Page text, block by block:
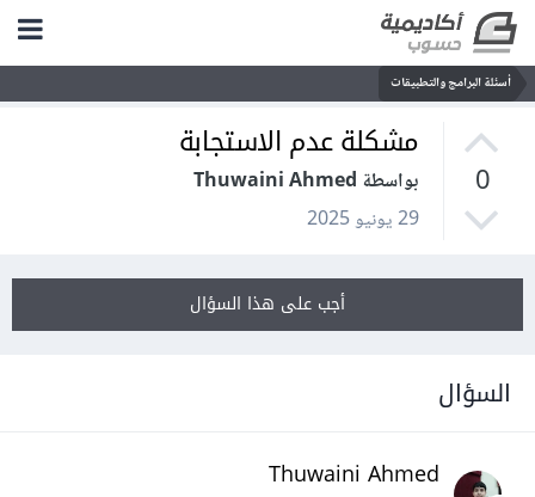
أسئلة البرامج والتطبيقات
0
مشكلة عدم الاستجابة
بواسطة Thuwaini Ahmed
29 يونيو 2025
أجب على هذا السؤال
السؤال
Thuwaini Ahmed